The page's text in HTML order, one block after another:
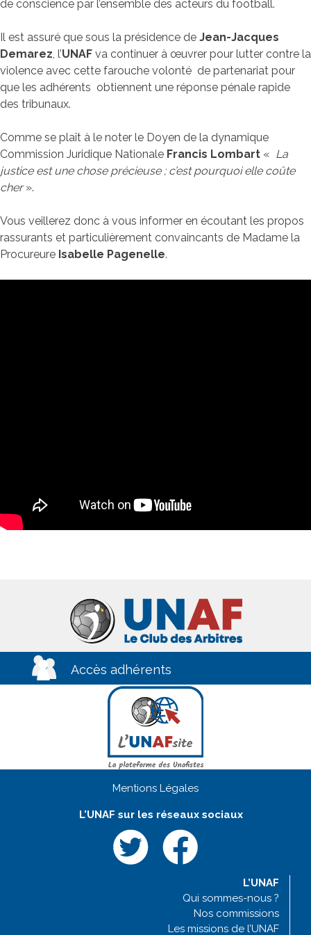
de conscience par l’ensemble des acteurs du football.
Il est assuré que sous la présidence de Jean-Jacques
Demarez , l’UNAF va continuer à œuvrer pour lutter contre la
violence avec cette farouche volonté de partenariat pour
que les adhérents obtiennent une réponse pénale rapide
des tribunaux.
Comme se plaît à le noter le Doyen de la dynamique
Commission Juridique Nationale Francis Lombart « La
justice est une chose précieuse ; c’est pourquoi elle coûte
cher».
Vous veillerez donc à vous informer en écoutant les propos
rassurants et particulièrement convaincants de Madame la
Procureure Isabelle Pagenelle.
Accès adhérents
Mentions Légales
L'UNAF sur les réseaux sociaux
L’UNAF
Qui sommes-nous ?
Nos commissions
Les missions de l’UNAF